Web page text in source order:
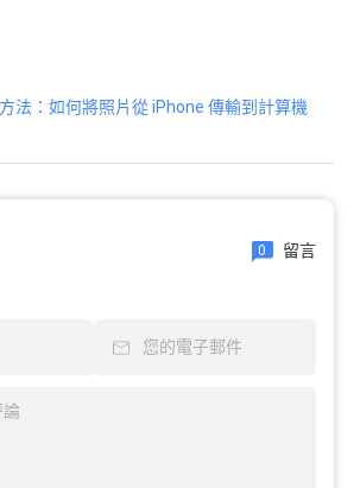
法：如何將照片從 iPhone 傳輸到計算機
0 留言